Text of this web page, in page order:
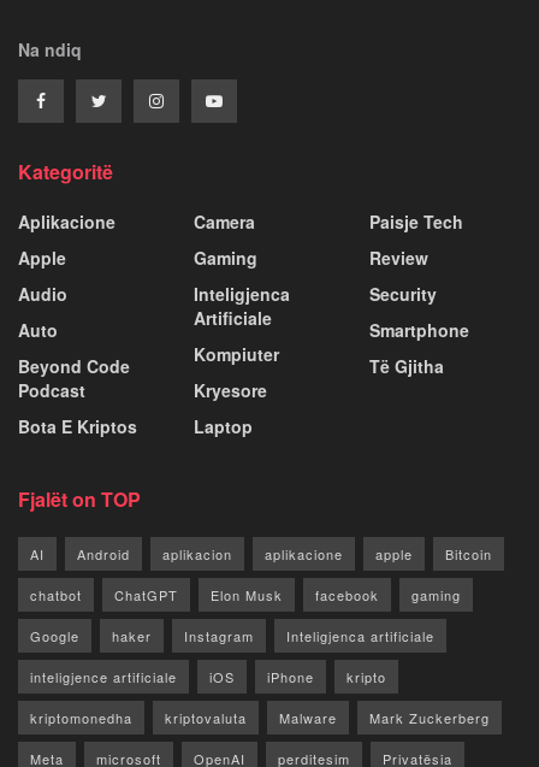
Na ndiq
Kategoritë
Aplikacione
Apple
Audio
Auto
Beyond Code
Podcast
Bota E Kriptos
Camera
Gaming
Inteligjenca
Artificiale
Kompiuter
Kryesore
Laptop
Paisje Tech
Review
Security
Smartphone
Të Gjitha
Fjalët on TOP
AI Android aplikacion aplikacione apple Bitcoin
chatbot ChatGPT Elon Musk facebook gaming
Google haker Instagram Inteligjenca artificiale
inteligjence artificiale iOS iPhone kripto
kriptomonedha kriptovaluta Malware Mark Zuckerberg
Meta microsoft OpenAI perditesim Privatësia